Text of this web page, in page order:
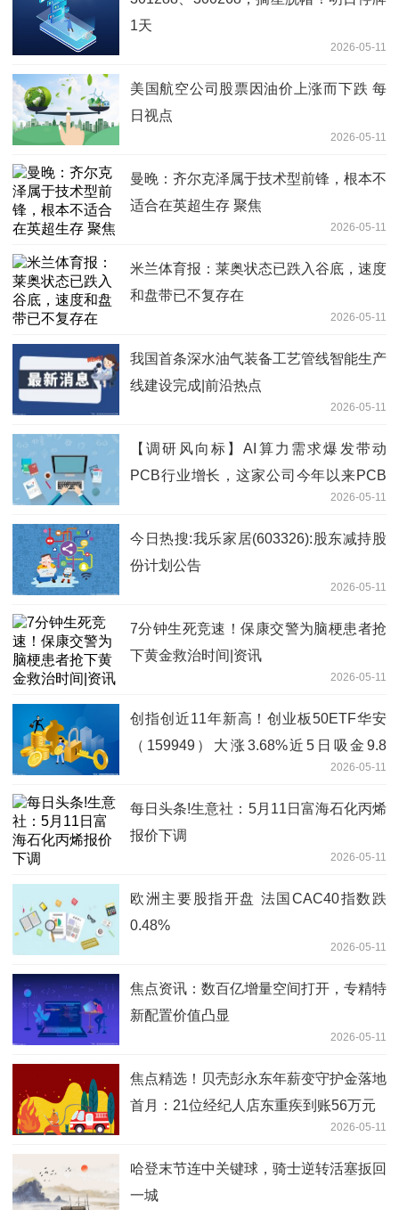
1天
2026-05-11
美国航空公司股票因油价上涨而下跌 每
日视点
2026-05-11
曼晚：齐尔克泽属于技术型前锋，根本不
适合在英超生存 聚焦
2026-05-11
米兰体育报：莱奥状态已跌入谷底，速度
和盘带已不复存在
2026-05-11
我国首条深水油气装备工艺管线智能生产
线建设完成|前沿热点
2026-05-11
【调研风向标】AI算力需求爆发带动
PCB行业增长，这家公司今年以来PCB
2026-05-11
今日热搜:我乐家居(603326):股东减持股
份计划公告
2026-05-11
7分钟生死竞速！保康交警为脑梗患者抢
下黄金救治时间|资讯
2026-05-11
创指创近11年新高！创业板50ETF华安
（159949）大涨3.68%近5日吸金9.8
亿，机构：第二阶段上涨行情始于足下
2026-05-11
每日头条!生意社：5月11日富海石化丙烯
报价下调
2026-05-11
欧洲主要股指开盘 法国CAC40指数跌
0.48%
2026-05-11
焦点资讯：数百亿增量空间打开，专精特
新配置价值凸显
2026-05-11
焦点精选！贝壳彭永东年薪变守护金落地
首月：21位经纪人店东重疾到账56万元
2026-05-11
哈登末节连中关键球，骑士逆转活塞扳回
一城